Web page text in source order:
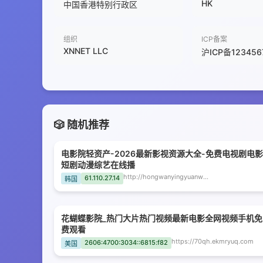
中国香港特别行政区 HK
组织
XNNET LLC
ICP备案
沪ICP备
🎲 随机推荐
电影院轻资产-2026最新影视资源大全-免费电视剧电影
短剧动漫综艺在线播
韩国 61.110.27.14 http://hongwanyingyuanwang.priestfox.com
花蝴蝶影院_热门大片热门视频最新电影全网视频手机免
费观看
美国 2606:4700:3034::6815:f82 https://70qh.ekmryuq.com